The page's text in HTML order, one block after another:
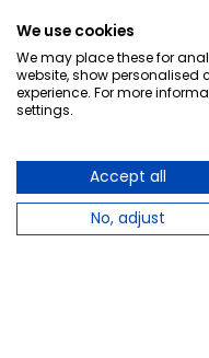
We use cookies
We may place these for
website, show personalised
experience. For more
settings.
Accept all
No, adjust